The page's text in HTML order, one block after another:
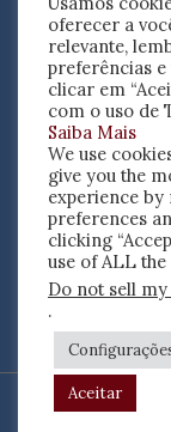
FONTES E
As resenhas,
periódicos
você tem
periódico,
Conheça o
índices
ISSN
oferecer a
relevante,
preferências e
clicar em
com o uso de
Saiba Mais
We use
give you the
experience
preferences
clicking
use of ALL the
Do not sell
.
Aceitar